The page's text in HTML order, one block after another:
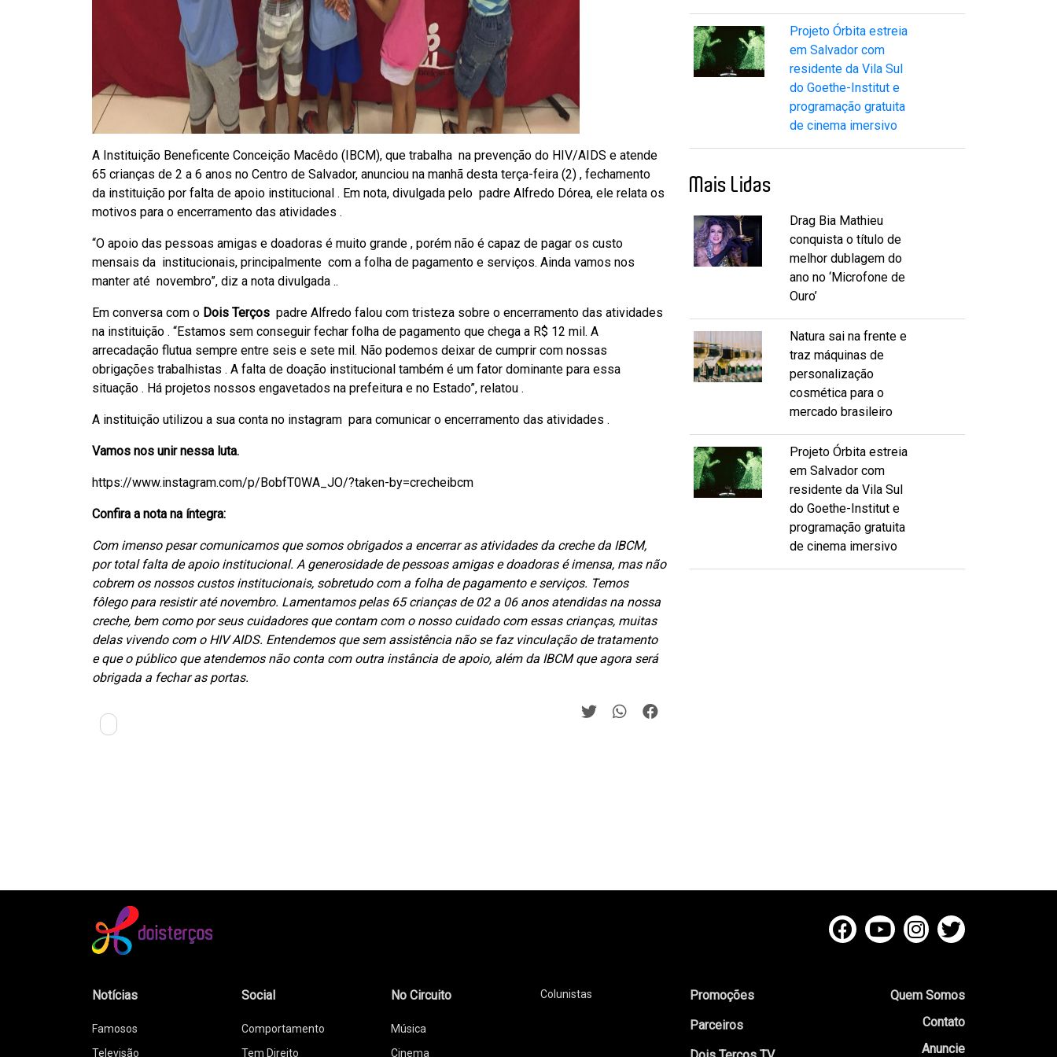
A Instituição Beneficente Conceição Macêdo (IBCM), que trabalha na prevenção do HIV/AIDS e atende
65 crianças de 2 a 6 anos no Centro de Salvador, anunciou na manhã desta terça-feira (2) , fechamento
da instituição por falta de apoio institucional . Em nota, divulgada pelo padre Alfredo Dórea, ele relata os
motivos para o encerramento das atividades .
“O apoio das pessoas amigas e doadoras é muito grande , porém não é capaz de pagar os custo
mensais da institucionais, principalmente com a folha de pagamento e serviços. Ainda vamos nos
manter até novembro”, diz a nota divulgada ..
Em conversa com o Dois Terços padre Alfredo falou com tristeza sobre o encerramento das atividades
na instituição . “Estamos sem conseguir fechar folha de pagamento que chega a R$ 12 mil. A
arrecadação flutua sempre entre seis e sete mil. Não podemos deixar de cumprir com nossas
obrigações trabalhistas . A falta de doação institucional também é um fator dominante para essa
situação . Há projetos nossos engavetados na prefeitura e no Estado”, relatou .
A instituição utilizou a sua conta no instagram para comunicar o encerramento das atividades .
Vamos nos unir nessa luta.
https://www.instagram.com/p/BobfT0WA_JO/?taken-by=crecheibcm
Confira a nota na íntegra:
Com imenso pesar comunicamos que somos obrigados a encerrar as atividades da creche da IBCM,
por total falta de apoio institucional. A generosidade de pessoas amigas e doadoras é imensa, mas não
cobrem os nossos custos institucionais, sobretudo com a folha de pagamento e serviços. Temos
fôlego para resistir até novembro. Lamentamos pelas 65 crianças de 02 a 06 anos atendidas na nossa
creche, bem como por seus cuidadores que contam com o nosso cuidado com essas crianças, muitas
delas vivendo com o HIV AIDS. Entendemos que sem assistência não se faz vinculação de tratamento
e que o público que atendemos não conta com outra instância de apoio, além da IBCM que agora será
obrigada a fechar as portas.
Projeto Órbita estreia
em Salvador com
residente da Vila Sul
do Goethe-Institut e
programação gratuita
de cinema imersivo
Mais Lidas
Drag Bia Mathieu
conquista o título de
melhor dublagem do
ano no ‘Microfone de
Ouro’
Natura sai na frente e
traz máquinas de
personalização
cosmética para o
mercado brasileiro
Projeto Órbita estreia
em Salvador com
residente da Vila Sul
do Goethe-Institut e
programação gratuita
de cinema imersivo
Notícias
Famosos
Televisão
Social
Comportamento
Tem Direito
No Circuito
Música
Cinema
Colunistas
Promoções
Parceiros
Quem Somos
Contato
Anuncie